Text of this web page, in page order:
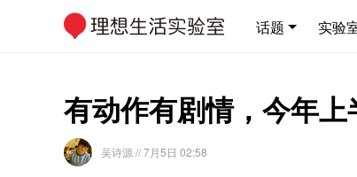
话题 实验
有动作有剧情，今年
吴诗源 // 7月5日 02:58